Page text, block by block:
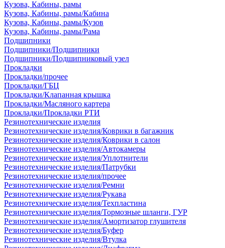
Кузова, Кабины, рамы
Кузова, Кабины, рамы/Кабина
Кузова, Кабины, рамы/Кузов
Кузова, Кабины, рамы/Рама
Подшипники
Подшипники/Подшипники
Подшипники/Подшипниковый узел
Прокладки
Прокладки/прочее
Прокладки/ГБЦ
Прокладки/Клапанная крышка
Прокладки/Масляного картера
Прокладки/Прокладки РТИ
Резинотехнические изделия
Резинотехнические изделия/Коврики в багажник
Резинотехнические изделия/Коврики в салон
Резинотехнические изделия/Автокамеры
Резинотехнические изделия/Уплотнители
Резинотехнические изделия/Патрубки
Резинотехнические изделия/прочее
Резинотехнические изделия/Ремни
Резинотехнические изделия/Рукава
Резинотехнические изделия/Техпластина
Резинотехнические изделия/Тормозные шланги, ГУР
Резинотехнические изделия/Амортизатор глушителя
Резинотехнические изделия/Буфер
Резинотехнические изделия/Втулка